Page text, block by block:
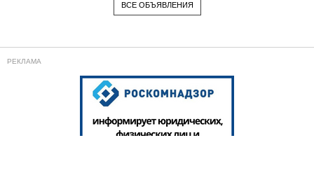
ВСЕ ОБЪЯВЛЕНИЯ